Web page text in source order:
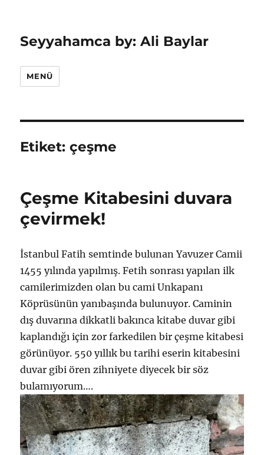
Seyyahamca by: Ali Baylar
MENÜ
Etiket:çeşme
Çeşme Kitabesini duvara
çevirmek!
İstanbul Fatih semtinde bulunan Yavuzer Camii
1455 yılında yapılmış. Fetih sonrası yapılan ilk
camilerimizden olan bu cami Unkapanı
Köprüsünün yanıbaşında bulunuyor. Caminin
dış duvarına dikkatli bakınca kitabe duvar gibi
kaplandığı için zor farkedilen bir çeşme kitabesi
görünüyor. 550 yıllık bu tarihi eserin kitabesini
duvar gibi ören zihniyete diyecek bir söz
bulamıyorum….